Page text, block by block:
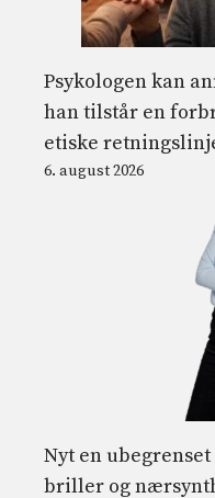
Psykologen kan
han tilstår en
etiske
6. august 2026
Nyt en
briller og